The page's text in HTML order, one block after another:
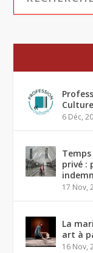
Culture
6 Déc,
privé :
17 Nov,
La
art à
16 Nov,